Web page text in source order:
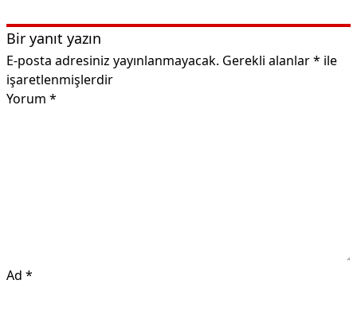
Bir yanıt yazın
E-posta adresiniz yayınlanmayacak. Gerekli alanlar* ile
işaretlenmişlerdir
Yorum *
Ad *